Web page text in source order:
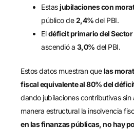
Estasjubilaciones con
público de2,4%del PBI.
Eldéficit primario del
ascendió a 3,0% del PBI.
Estos datos muestran quelas
fiscal equivalente al 80% del
dando jubilaciones contributivas
manera estructural la insolvencia
en las finanzas públicas, no hay